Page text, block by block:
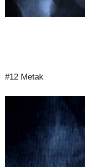
#12 Metak